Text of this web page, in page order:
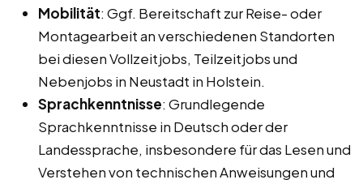
Mobilität: Ggf. Bereitschaft zur Reise- oder
Montagearbeit an verschiedenen Standorten
bei diesen Vollzeitjobs, Teilzeitjobs und
Nebenjobs in Neustadt in Holstein.
Sprachkenntnisse: Grundlegende
Sprachkenntnisse in Deutsch oder der
Landessprache, insbesondere für das Lesen und
Verstehen von technischen Anweisungen und